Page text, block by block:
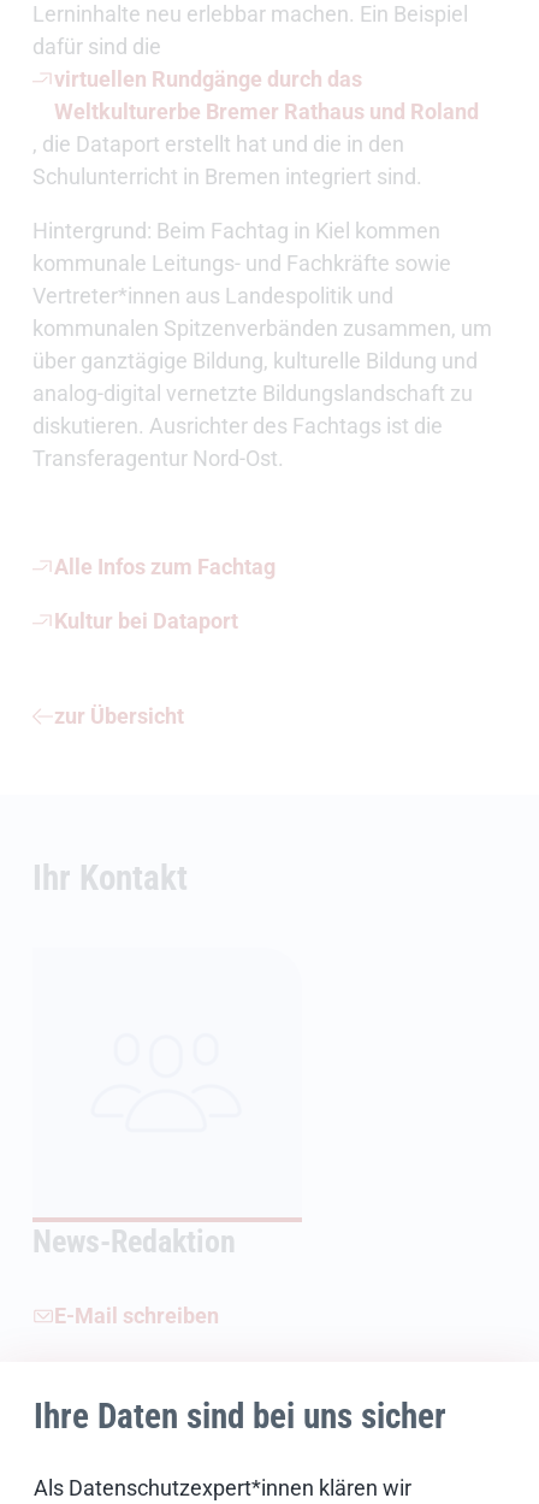
Ihre Daten sind bei uns sicher
Als Datenschutzexpert*innen klären wir
Lerninhalte neu erlebbar machen. Ein Beispiel
dafür sind die
virtuellen Rundgänge durch das
Weltkulturerbe Bremer Rathaus und Roland
, die Dataport erstellt hat und die in den
Schulunterricht in Bremen integriert sind.
Hintergrund: Beim Fachtag in Kiel kommen
kommunale Leitungs- und Fachkräfte sowie
Vertreter*innen aus Landespolitik und
kommunalen Spitzenverbänden zusammen, um
über ganztägige Bildung, kulturelle Bildung und
analog-digital vernetzte Bildungslandschaft zu
diskutieren. Ausrichter des Fachtags ist die
Transferagentur Nord-Ost.
Alle Infos zum Fachtag
Kultur bei Dataport
zur Übersicht
Ihr Kontakt
News-Redaktion
E-Mail schreiben
Bildnachweise